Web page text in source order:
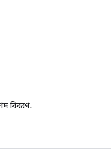
বিবরণ.